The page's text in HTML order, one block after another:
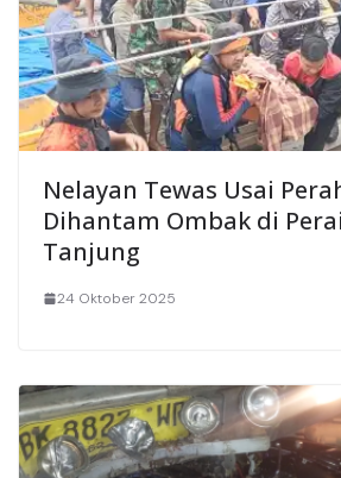
Nelayan Tewas Usai
Dihantam Ombak di
Tanjung
24 Oktober 2025